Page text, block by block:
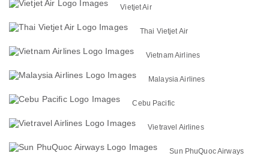
Vietjet Air
Thai Vietjet Air
Vietnam Airlines
Malaysia Airlines
Cebu Pacific
Vietravel Airlines
Sun PhuQuoc Airways